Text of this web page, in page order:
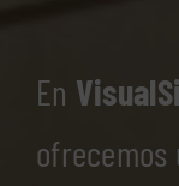
En
ofrecemos